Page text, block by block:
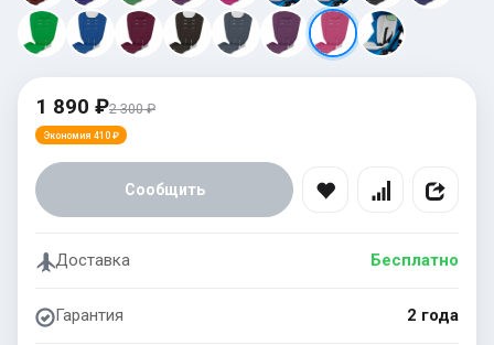
1 890 ₽2 300 ₽
Экономия 410 ₽
Сообщить
Доставка Бесплатно
Гарантия 2 года